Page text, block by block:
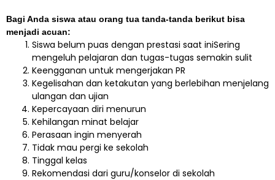
Bagi Anda siswa atau orang tua tanda-tanda berikut bisa
menjadi acuan:
Siswa belum puas dengan prestasi saat iniSering
mengeluh pelajaran dan tugas-tugas semakin sulit
Keengganan untuk mengerjakan PR
Kegelisahan dan ketakutan yang berlebihan menjelang
ulangan dan ujian
Kepercayaan diri menurun
Kehilangan minat belajar
Perasaan ingin menyerah
Tidak mau pergi ke sekolah
Tinggal kelas
Rekomendasi dari guru/konselor di sekolah